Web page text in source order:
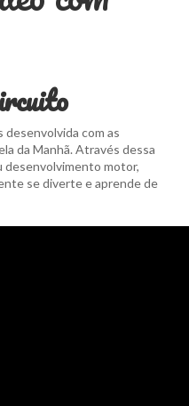
desenvolvida com as
da Manhã. Através dessa
desenvolvimento motor,
se diverte e aprende de